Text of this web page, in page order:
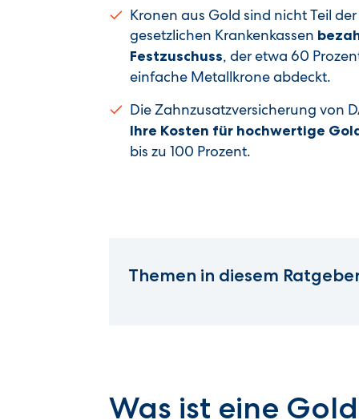
Kronen aus Gold sind nicht Teil
gesetzlichen Krankenkassen
Festzuschuss, der etwa 60
einfache Metallkrone abdeckt.
Die Zahnzusatzversicherung von
Ihre Kosten für hochwertige
bis zu 100 Prozent.
Themen in diesem
Was ist eine